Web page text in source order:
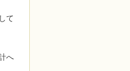
て
へ